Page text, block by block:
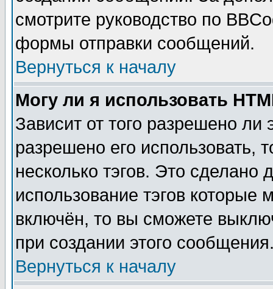
смотрите руководство по
формы отправки сообщений.
Вернуться к началу
Могу ли я использовать
Зависит от того разрешено
разрешено его использовать,
несколько тэгов. Это сделано
использование тэгов
включён, то вы сможете
при создании этого
Вернуться к началу